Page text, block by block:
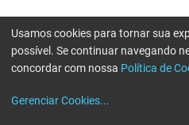
Usamos cookies para tornar sua
possível. Se continuar navegando
concordar com nossa Política de
Gerenciar Cookies...
Erro ao enviar informações, por